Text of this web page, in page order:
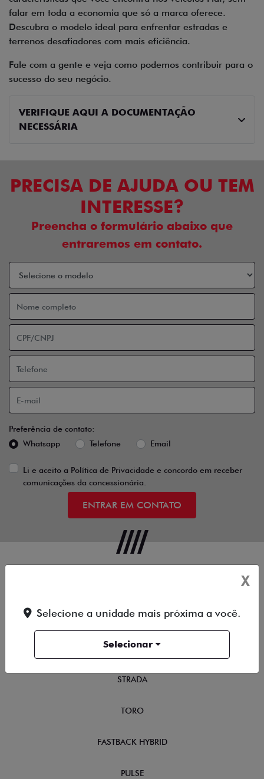
falar em toda a economia que só a marca oferece.
Descubra o modelo ideal para enfrentar estradas e
terrenos desafiadores com mais eficiência.
Fale com a gente e veja como podemos contribuir para o
sucesso do seu negócio.
VERIFIQUE AQUI A DOCUMENTAÇÃO
NECESSÁRIA
PRECISA DE AJUDA OU TEM
INTERESSE?
Preencha o formulário abaixo que
entraremos em contato.
Preferência de contato:
Whatsapp
Telefone Email
Li e aceito a Política de Privacidade e concordo em receber
comunicações da concessionária.
ENTRAR EM CONTATO
NOVOS
TITANO
STRADA
TORO
FASTBACK HYBRID
PULSE
X
Selecione a unidade mais próxima a você.
Selecionar